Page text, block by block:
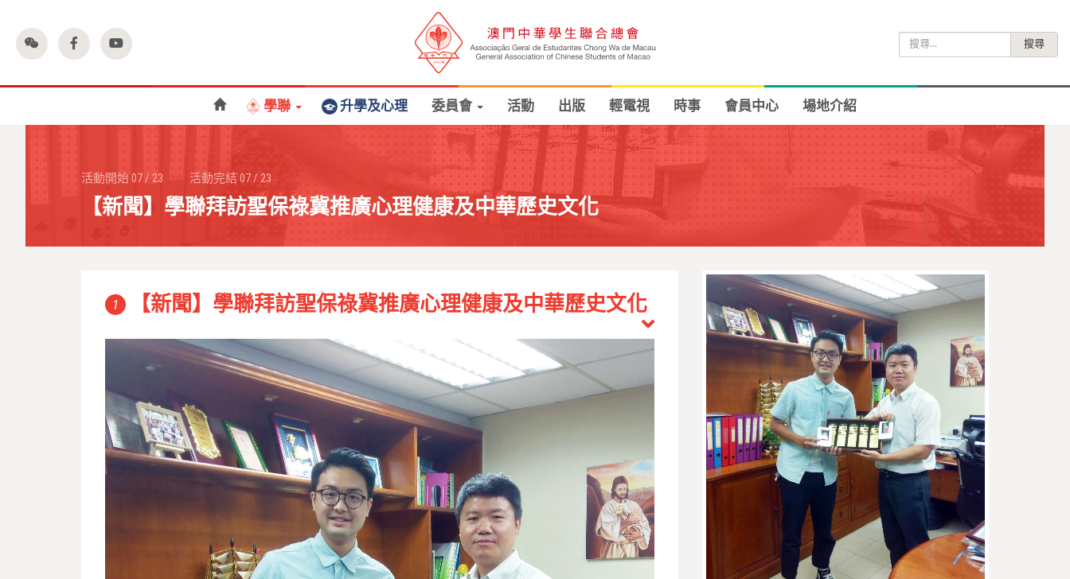
尋
學聯 升學及心理 委員會 活動 出版 輕電視 時事 會員中心 場地介紹
活動開始07/23 活動完結07/23
【新聞】學聯拜訪聖保祿冀推廣心理健康及中華歷史文化
1 【新聞】學聯拜訪聖保祿冀推廣心理健康及中華歷史文化